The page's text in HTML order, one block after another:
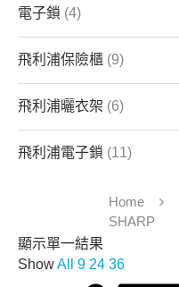
電子鎖 (4)
飛利浦保險櫃 (9)
飛利浦曬衣架 (6)
飛利浦電子鎖 (11)
Home
SHARP
顯示單一結果
ShowAll 9 24 36